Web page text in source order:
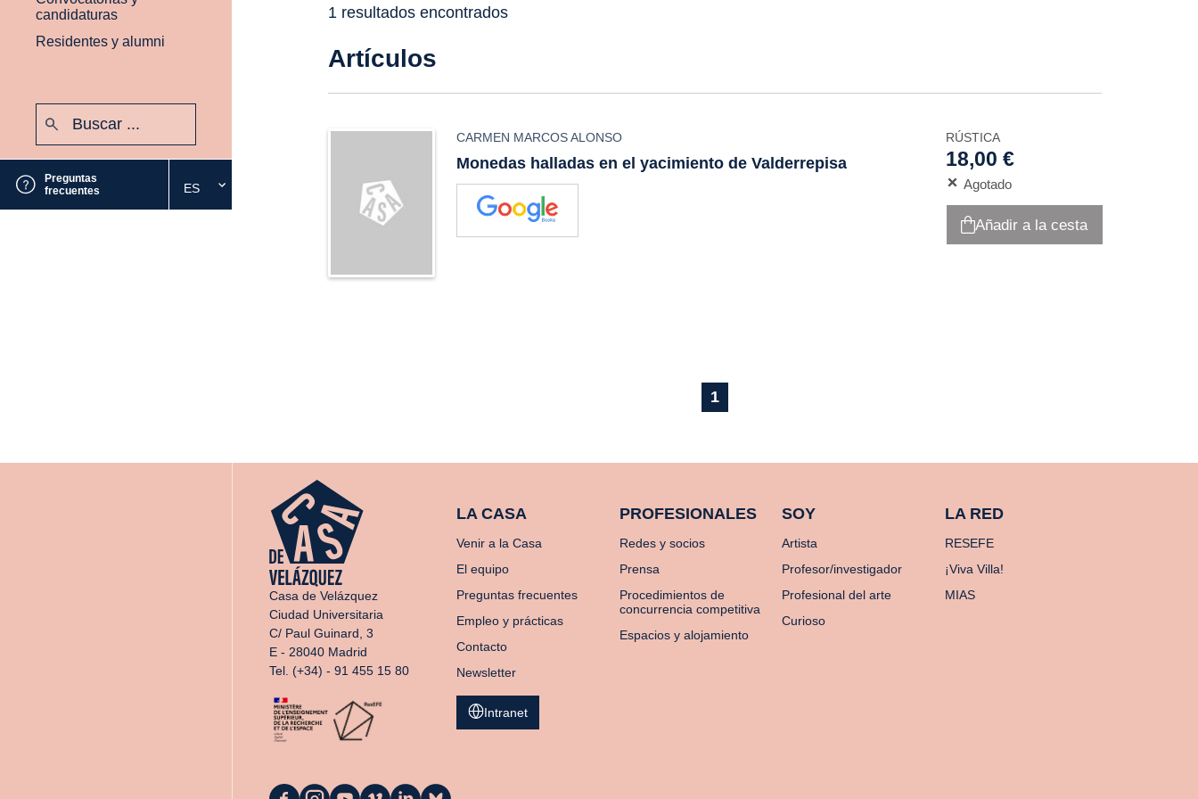
candidaturas
Residentes y alumni
Preguntas
frecuentes
Seleccione
el
ES
1 resultados encontrados
Artículos
CARMEN MARCOS ALONSO
Monedas halladas en el yacimiento de Valderrepisa
RÚSTICA
18,00 €
Agotado
Añadir a la cesta
1
Casa de Velázquez
Ciudad Universitaria
C/ Paul Guinard, 3
E - 28040 Madrid
Tel. (+34) - 91 455 15 80
LA CASA
Venir a la Casa
El equipo
Preguntas frecuentes
Empleo y prácticas
Contacto
Newsletter
PROFESIONALES
Redes y socios
Prensa
Procedimientos de
concurrencia competitiva
Espacios y alojamiento
SOY
Artista
Profesor/investigador
Profesional del arte
Curioso
LA RED
RESEFE
¡Viva Villa!
MIAS
Intranet